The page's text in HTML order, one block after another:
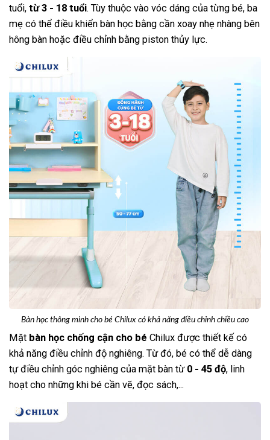
tuổi, từ 3 - 18 tuổi.Tùy thuộc vào vóc dáng của từng bé, ba
mẹ có thể điều khiển bàn học bằng cần xoay nhẹ nhàng bên
hông bàn hoặc điều chỉnh bằng piston thủy lực.
Bàn học thông minh cho bé Chilux có khả năng điều chỉnh chiều cao
Mặt bàn học chống cận cho bé Chilux được thiết kế có
khả năng điều chỉnh độ nghiêng. Từ đó, bé có thể dễ dàng
tự điều chỉnh góc nghiêng của mặt bàn từ 0 - 45 độ, linh
hoạt cho những khi bé cần vẽ, đọc sách,...